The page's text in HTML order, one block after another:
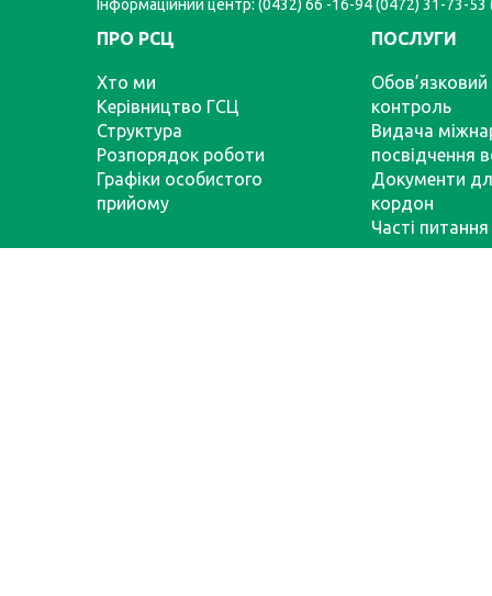
Інформаційний центр: (0432) 66 -16-94 (0472) 31-73-
ПРО РСЦ
Хто ми
Керівництво ГСЦ
Структура
Розпорядок роботи
Графіки особистого
прийому
ПОСЛУГИ
Обов’язковий
контроль
Видача
посвідчення
Документи
кордон
Часті питання